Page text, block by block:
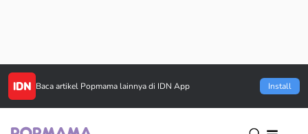
Baca artikel Popmama lainnya di IDN App Install